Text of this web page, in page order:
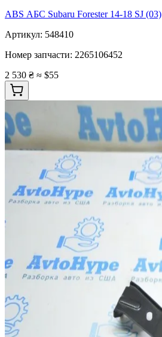
ABS АБС Subaru Forester 14-18 SJ (03)
Артикул: 548410
Номер запчасти: 2265106452
2 530 ₴ ≈ $55